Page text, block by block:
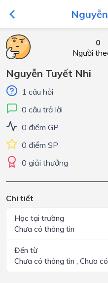
0
Người
Nguyễn Tuyết Nhi
1 câu hỏi
0 câu trả lời
0 điểm GP
0 điểm SP
0 giải thưởng
Chi tiết
Học tại trường
Chưa có thông tin
Đến từ
Chưa có thông tin , Chưa